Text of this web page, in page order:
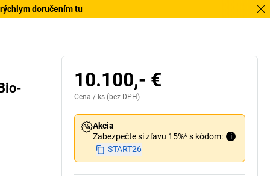
doručením tu
10.100,- €
Cena / ks (bez DPH)
Akcia
Zabezpečte si zľavu 15%* s kódom:
i
START26